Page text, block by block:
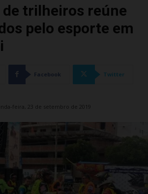
trilheiros reúne
pelo esporte em
Facebook Twitter
feira, 23 de setembro de 2019